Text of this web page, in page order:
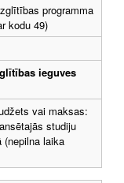
programma
kodu 49)
ieguves
vai maksas:
studiju
(nepilna laika